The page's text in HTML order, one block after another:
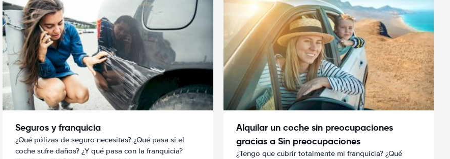
Seguros y franquicia
¿Qué pólizas de seguro necesitas? ¿Qué pasa si el
coche sufre daños? ¿Y qué pasa con la franquicia?
Alquilar un coche sin preocupaciones
gracias a Sin preocupaciones
¿Tengo que cubrir totalmente mi franquicia? ¿Qué